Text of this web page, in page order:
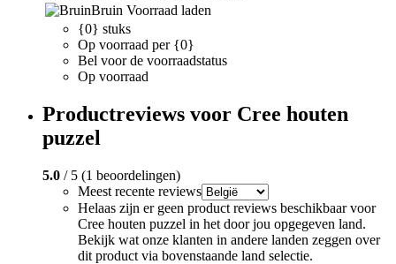
Bruin Voorraad laden
{0} stuks
Op voorraad per {0}
Bel voor de voorraadstatus
Op voorraad
Productreviews voor Cree houten
puzzel
5.0 / 5 (1 beoordelingen)
Meest recente reviews
Helaas zijn er geen product reviews beschikbaar voor
Cree houten puzzel in het door jou opgegeven land.
Bekijk wat onze klanten in andere landen zeggen over
dit product via bovenstaande land selectie.